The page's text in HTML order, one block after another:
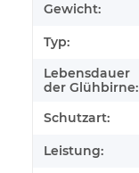
Gewicht:
Typ:
Lebensdauer
der Glühbirne:
Schutzart:
Leistung: